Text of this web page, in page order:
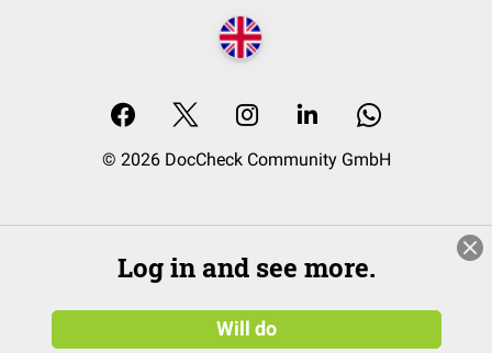
© 2026 DocCheck Community GmbH
Log in and see more.
Will do